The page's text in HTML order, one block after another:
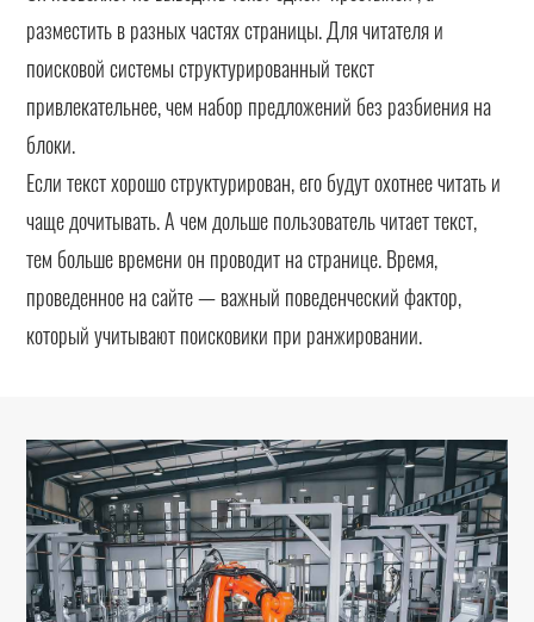
разместить в разных частях страницы. Для читателя и
поисковой системы структурированный текст
привлекательнее, чем набор предложений без разбиения на
блоки.
Если текст хорошо структурирован, его будут охотнее читать и
чаще дочитывать. А чем дольше пользователь читает текст,
тем больше времени он проводит на странице. Время,
проведенное на сайте — важный поведенческий фактор,
который учитывают поисковики при ранжировании.